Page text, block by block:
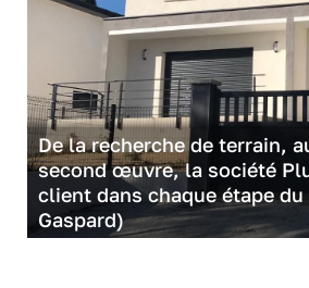
De la recherche de terrain,
second œuvre, la société
client dans chaque étape
Gaspard)